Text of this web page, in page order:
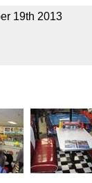
19th 2013